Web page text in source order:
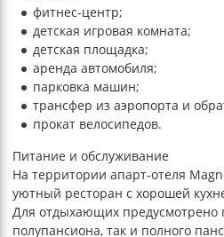
фитнес-центр;
детская игровая комната;
детская площадка;
аренда автомобиля;
парковка машин;
трансфер из аэропорта и
прокат велосипедов.
Питание и обслуживание
На территории апарт-отеля
уютный ресторан с хорошей
Для отдыхающих предусмотрено
полупансиона, так и полного